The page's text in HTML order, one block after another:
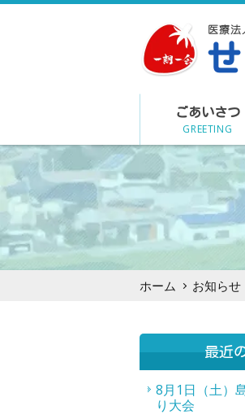
Skip
ごあいさつ
GREETING
ホーム お知らせ
最近
8月1日（土）
り大会